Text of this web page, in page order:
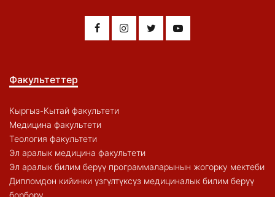
Факультеттер
Кыргыз-Кытай факультети
Медицина факультети
Теология факультети
Эл аралык медицина факультети
Эл аралык билим берүү программаларынын жогорку мектеби
Дипломдон кийинки үзгүлтүксүз медициналык билим берүү